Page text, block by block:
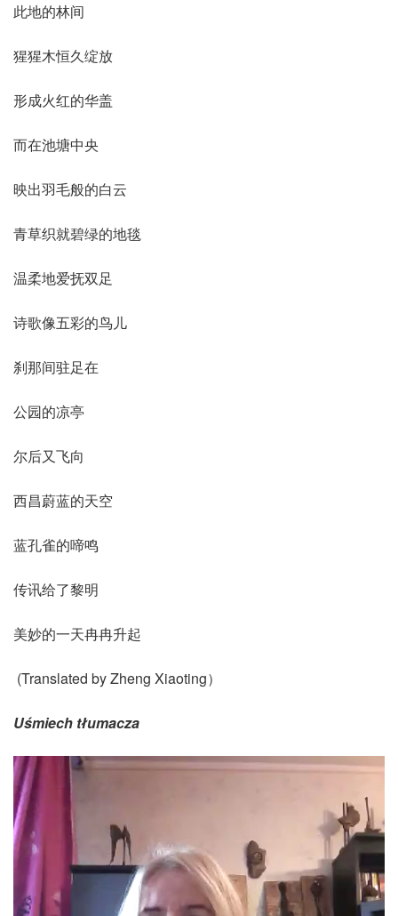
此地的林间
猩猩木恒久绽放
形成火红的华盖
而在池塘中央
映出羽毛般的白云
青草织就碧绿的地毯
温柔地爱抚双足
诗歌像五彩的鸟儿
刹那间驻足在
公园的凉亭
尔后又飞向
西昌蔚蓝的天空
蓝孔雀的啼鸣
传讯给了黎明
美妙的一天冉冉升起
(Translated by Zheng Xiaoting）
Uśmiech tłumacza